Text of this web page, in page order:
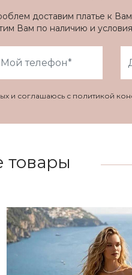
доставим платье к
Вам по наличию и
и соглашаюсь с политикой
товары